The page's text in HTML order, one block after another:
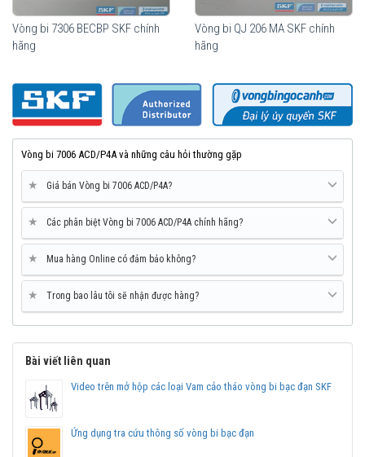
Mua vòng bi SKF 7006 ACD/P4A tại các Đại lý uỷ quyền để đảm
Mua vòng bi bạc đạn SKF 7006 ACD/P4A chính hãng
ở đâu uy tín?
Vòng bi Ngọc Anh là đại lý ủy quyền SKF tại Việt Nam.
Chuyên phân phối các sản phẩm SKF chính hãng, giá cạnh
tranh, Giao hàng toàn quốc.
Liên hệ vớiVòng bi Ngọc Anh
để có báo giá tốt nhất vòng
bi SKF 7006 ACD/P4A chính hãng.
Vòng bi 7306 BECBP SKF chính
hãng
Vòng bi QJ 206 MA SKF chính
hãng
Vòng bi 7006 ACD/P4A và những câu hỏi thường gặp
★ Giá bán Vòng bi 7006 ACD/P4A?
★ Các phân biệt Vòng bi 7006 ACD/P4A chính hãng?
★ Mua hàng Online có đảm bảo không?
★ Trong bao lâu tôi sẽ nhận được hàng?
Bài viết liên quan
Video trên mở hộp các loại Vam cảo tháo vòng bi bạc đạn SKF
Ứng dụng tra cứu thông số vòng bi bạc đạn